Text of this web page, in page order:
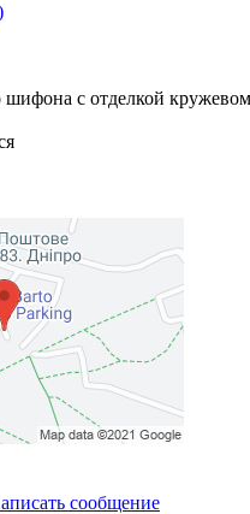
с отделкой
сообщение